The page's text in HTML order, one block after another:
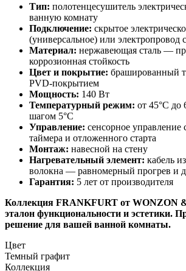
Тип: полотенцесушитель
ванную комнату
Подключение: скрытое
(универсальное) или электропровод
Материал: нержавеющая сталь —
коррозионная стойкость
Цвет и покрытие: брашированный
PVD-покрытием
Мощность: 140 Вт
Температурный режим: от 45°C до
шагом 5°C
Управление: сенсорное
таймера и отложенного старта
Монтаж: навесной на стену
Нагревательный элемент: кабель
волокна — равномерный прогрев и
Гарантия: 5 лет от производителя
Коллекция FRANKFURT от WONZON
эталон функциональности и эстетики.
решение для вашей ванной комнаты.
Цвет
Темный графит
Коллекция